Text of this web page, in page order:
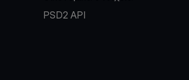
PSD2 API